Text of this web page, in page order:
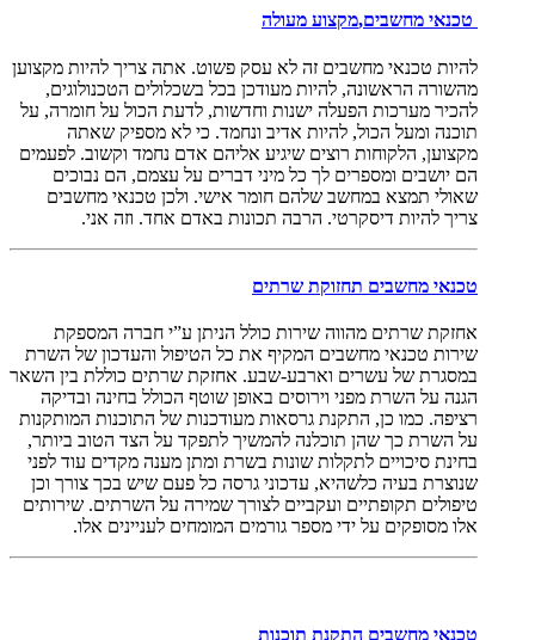
טכנאי מחשבים,מקצוע מעולה
להיות טכנאי מחשבים זה לא עסק פשוט. אתה צריך להיות מקצוען
מהשורה הראשונה, להיות מעודכן בכל בשכלולים הטכנולוגים,
להכיר מערכות הפעלה ישנות וחדשות, לדעת הכול על חומרה, על
תוכנה ומעל הכול, להיות אדיב ונחמד. כי לא מספיק שאתה
מקצוען, הלקוחות רוצים שיגיע אליהם אדם נחמד וקשוב. לפעמים
הם יושבים ומספרים לך כל מיני דברים על עצמם, הם נבוכים
שאולי תמצא במחשב שלהם חומר אישי. ולכן טכנאי מחשבים
צריך להיות דיסקרטי. הרבה תכונות באדם אחד. וזה אני.
טכנאי מחשבים תחזוקת שרתים
אחזקת שרתים מהווה שירות כולל הניתן ע”י חברה המספקת
שירות טכנאי מחשבים המקיף את כל הטיפול והעדכון של השרת
במסגרת של עשרים וארבע-שבע. אחזקת שרתים כוללת בין השאר
הגנה על השרת מפני וירוסים באופן שוטף הכולל בחינה ובדיקה
רציפה. כמו כן, התקנת גרסאות מעודכנות של התוכנות המותקנות
על השרת כך שהן תוכלנה להמשיך לתפקד על הצד הטוב ביותר,
בחינת סיכויים לתקלות שונות בשרת ומתן מענה מקדים עוד לפני
שנוצרת בעיה כלשהיא, עדכוני גרסה כל פעם שיש בכך צורך וכן
טיפולים תקופתיים ועקביים לצורך שמירה על השרתים. שירותים
אלו מסופקים על ידי מספר גורמים המומחים לעניינים אלו.
טכנאי מחשבים התקנת תוכנות